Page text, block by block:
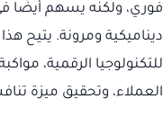
فوري، ولكنه يسهم أيضًا
ديناميكية ومرونة. يتيح
للتكنولوجيا الرقمية،
العملاء، وتحقيق ميزة